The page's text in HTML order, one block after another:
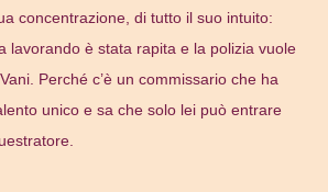
concentrazione, di tutto il suo intuito:
lavorando è stata rapita e la polizia vuole
Perché c’è un commissario che ha
unico e sa che solo lei può entrare